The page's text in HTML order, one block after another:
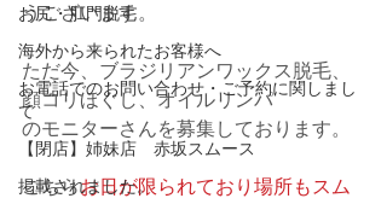
お尻・肛門脱毛
海外から来られたお客様へ
お電話でのお問い合わせ・ご予約に関しまし
て
【閉店】姉妹店 赤坂スムース
掲載されました。
うございます。
ただ今、ブラジリアンワックス脱毛、
顔コリほぐし、オイルリンパ
のモニターさんを募集しております。
こちらお日が限られており場所もスム